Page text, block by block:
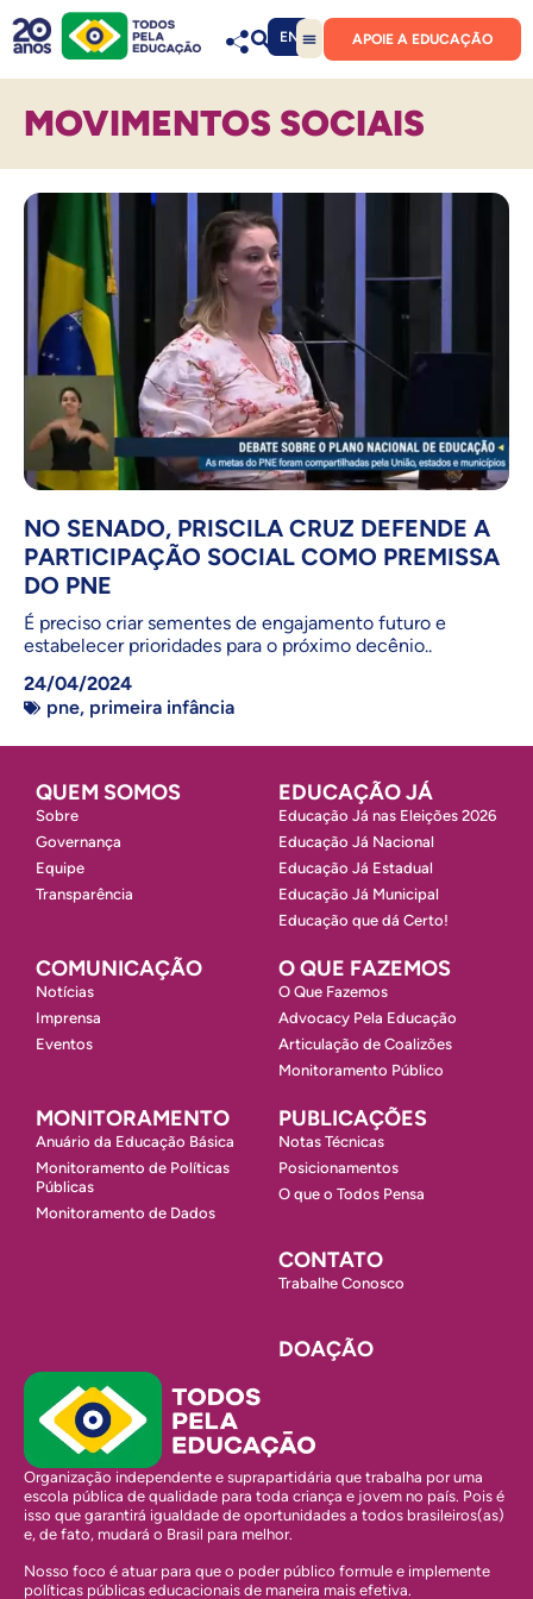
EN APOIE A EDUCAÇÃO
MOVIMENTOS SOCIAIS
NO SENADO, PRISCILA CRUZ DEFENDE A
PARTICIPAÇÃO SOCIAL COMO PREMISSA
DO PNE
É preciso criar sementes de engajamento futuro e
estabelecer prioridades para o próximo decênio..
24/04/2024
pne, primeira infância
QUEM SOMOS
Sobre
Governança
Equipe
Transparência
EDUCAÇÃO JÁ
Educação Já nas Eleições 2026
Educação Já Nacional
Educação Já Estadual
Educação Já Municipal
Educação que dá Certo!
COMUNICAÇÃO
Notícias
Imprensa
Eventos
O QUE FAZEMOS
O Que Fazemos
Advocacy Pela Educação
Articulação de Coalizões
Monitoramento Público
MONITORAMENTO
Anuário da Educação Básica
Monitoramento de Políticas
Públicas
Monitoramento de Dados
PUBLICAÇÕES
Notas Técnicas
Posicionamentos
O que o Todos Pensa
CONTATO
Trabalhe Conosco
DOAÇÃO
Organização independente e suprapartidária que trabalha por uma
escola pública de qualidade para toda criança e jovem no país. Pois é
isso que garantirá igualdade de oportunidades a todos brasileiros(as)
e, de fato, mudará o Brasil para melhor.
Nosso foco é atuar para que o poder público formule e implemente
políticas públicas educacionais de maneira mais efetiva.